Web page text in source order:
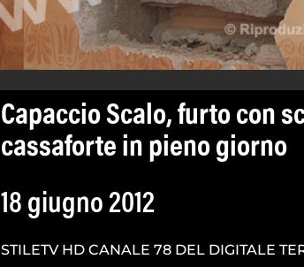
Capaccio Scalo, furto con
cassaforte in pieno giorno
18 giugno 2012
STILETV HD CANALE 78 DEL DIGITALE